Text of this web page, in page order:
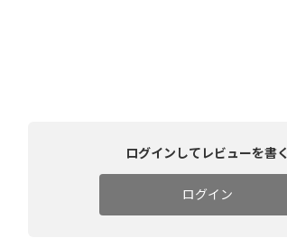
ログインしてレビューを書く
ログイン